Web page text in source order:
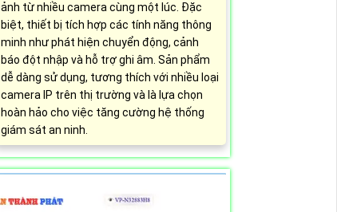
ảnh từ nhiều camera cùng một lúc. Đặc
biệt, thiết bị tích hợp các tính năng thông
minh như phát hiện chuyển động, cảnh
báo đột nhập và hỗ trợ ghi âm. Sản phẩm
dễ dàng sử dụng, tương thích với nhiều loại
camera IP trên thị trường và là lựa chọn
hoàn hảo cho việc tăng cường hệ thống
giám sát an ninh.